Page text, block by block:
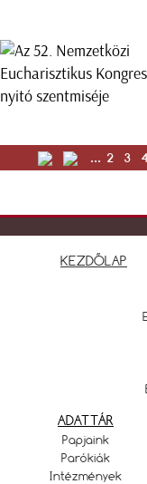
... 2 3
KEZDŐLAP
ADATTÁR
Papjaink
Parókiák
Intézmények